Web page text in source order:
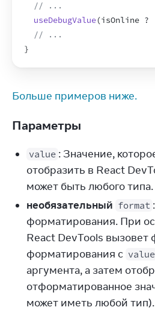
// ...
useDebugValue(isOnline ?
// ...
}
Больше примеров ниже.
Параметры
value : Значение,
отобразить в React
может быть любого типа.
необязательный format
форматирования. При
React DevTools вызовет
форматирования с value
аргумента, а затем
отформатированное
может иметь любой тип).